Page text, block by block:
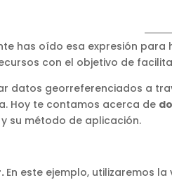
has oído esa expresión
con el objetivo de
datos georreferenciados a
Hoy te contamos acerca de
su método de aplicación.
En este ejemplo, utilizaremos